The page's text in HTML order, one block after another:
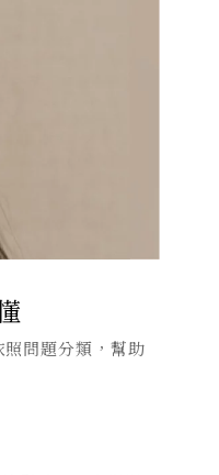
問題分類，幫助